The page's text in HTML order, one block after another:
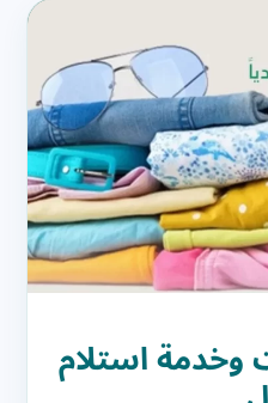
وخدمة استلام